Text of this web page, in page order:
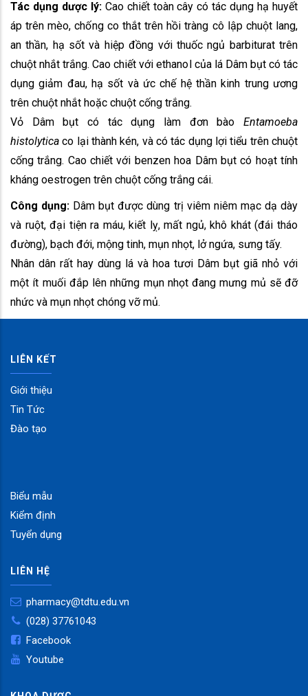
Tác dụng dược lý:Cao chiết toàn cây có tác dụng hạ huyết
áp trên mèo, chống co thắt trên hồi tràng cô lập chuột lang,
an thần, hạ sốt và hiệp đồng với thuốc ngủ barbiturat trên
chuột nhắt trắng. Cao chiết với ethanol của lá Dâm bụt có tác
dụng giảm đau, hạ sốt và ức chế hệ thần kinh trung ương
trên chuột nhắt hoặc chuột cống trắng.
Vỏ Dâm bụt có tác dụng làm đơn bào Entamoeba
histolytica co lại thành kén, và có tác dụng lợi tiểu trên chuột
cống trắng. Cao chiết với benzen hoa Dâm bụt có hoạt tính
kháng oestrogen trên chuột cống trắng cái.
Công dụng: Dâm bụt được dùng trị viêm niêm mạc dạ dày
và ruột, đại tiện ra máu, kiết lỵ, mất ngủ, khô khát (đái tháo
đường), bạch đới, mộng tinh, mụn nhọt, lở ngứa, sưng tấy.
Nhân dân rất hay dùng lá và hoa tươi Dâm bụt giã nhỏ với
một ít muối đắp lên những mụn nhọt đang mưng mủ sẽ đỡ
nhức và mụn nhọt chóng vỡ mủ.
LIÊN KẾT
Giới thiệu
Tin Tức
Đào tạo
Biểu mẫu
Kiểm định
Tuyển dụng
LIÊN HỆ
pharmacy@tdtu.edu.vn
(028) 37761043
Facebook
Youtube